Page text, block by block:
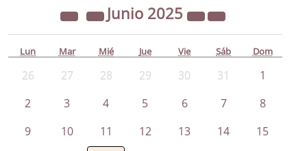
Junio 2025
Lun Mar Mié Jue Vie Sáb Dom
26 27 28 29 30 31
1
2
3 4 5 6 7
8
9
10 11 12 13 14 15